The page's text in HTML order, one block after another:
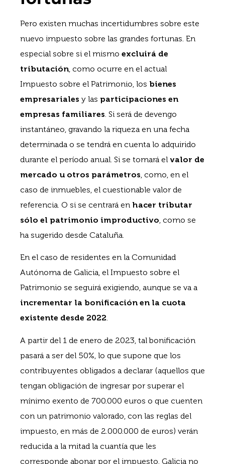
Pero existen muchas incertidumbres sobre este
nuevo impuesto sobre las grandes fortunas. En
especial sobre si el mismo excluirá de
tributación , como ocurre en el actual
Impuesto sobre el Patrimonio, los bienes
empresariales y las participaciones en
empresas familiares . Si será de devengo
instantáneo, gravando la riqueza en una fecha
determinada o se tendrá en cuenta lo adquirido
durante el período anual. Si se tomará el valor de
mercado u otros parámetros , como, en el
caso de inmuebles, el cuestionable valor de
referencia. O si se centrará en hacer tributar
sólo el patrimonio improductivo , como se
ha sugerido desde Cataluña.
En el caso de residentes en la Comunidad
Autónoma de Galicia, el Impuesto sobre el
Patrimonio se seguirá exigiendo, aunque se va a
incrementar la bonificación en la cuota
existente desde 2022.
A partir del 1 de enero de 2023, tal bonificación
pasará a ser del 50%, lo que supone que los
contribuyentes obligados a declarar (aquellos que
tengan obligación de ingresar por superar el
mínimo exento de 700.000 euros o que cuenten
con un patrimonio valorado, con las reglas del
impuesto, en más de 2.000.000 de euros) verán
reducida a la mitad la cuantía que les
corresponde abonar por el impuesto. Galicia no